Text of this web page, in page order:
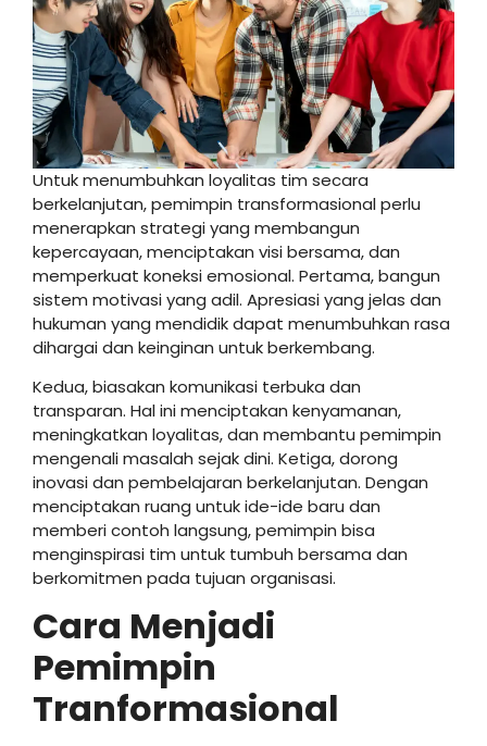
Untuk menumbuhkan loyalitas tim secara
berkelanjutan, pemimpin transformasional perlu
menerapkan strategi yang membangun
kepercayaan, menciptakan visi bersama, dan
memperkuat koneksi emosional. Pertama, bangun
sistem motivasi yang adil. Apresiasi yang jelas dan
hukuman yang mendidik dapat menumbuhkan rasa
dihargai dan keinginan untuk berkembang.
Kedua, biasakan komunikasi terbuka dan
transparan. Hal ini menciptakan kenyamanan,
meningkatkan loyalitas, dan membantu pemimpin
mengenali masalah sejak dini. Ketiga, dorong
inovasi dan pembelajaran berkelanjutan. Dengan
menciptakan ruang untuk ide-ide baru dan
memberi contoh langsung, pemimpin bisa
menginspirasi tim untuk tumbuh bersama dan
berkomitmen pada tujuan organisasi.
Cara Menjadi
Pemimpin
Tranformasional